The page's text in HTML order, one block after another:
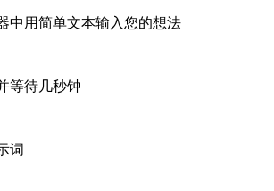
中用简单文本输入您的想法
等待几秒钟
词